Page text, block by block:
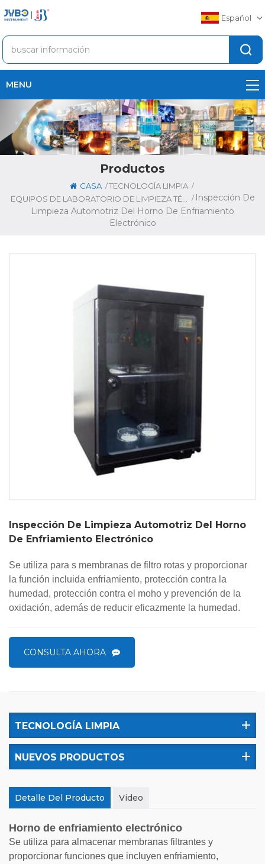
Español
MENU
Productos
CASA /TECNOLOGÍA LIMPIA /
/ Inspección De
Limpieza Automotriz Del Horno De Enfriamiento
Electrónico
Inspección De Limpieza Automotriz Del Horno
De Enfriamiento Electrónico
Se utiliza para s membranas de filtro rotas y proporcionar
la función incluida enfriamiento, protección contra la
humedad, protección contra el moho y prevención de la
oxidación, además de reducir eficazmente la humedad.
CONSULTA AHORA
TECNOLOGÍA LIMPIA
NUEVOS PRODUCTOS
Detalle Del Producto Video
Horno de enfriamiento electrónico
Se utiliza para almacenar membranas filtrantes y
proporcionar funciones que incluyen enfriamiento,